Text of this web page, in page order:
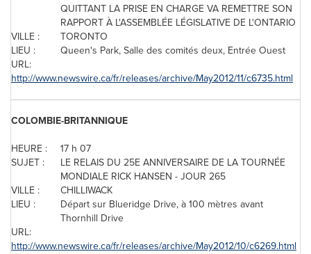
QUITTANT LA PRISE EN CHARGE VA REMETTRE SON
RAPPORT À L'ASSEMBLÉE LÉGISLATIVE DE L'ONTARIO
VILLE :
TORONTO
LIEU :
Queen's Park, Salle des comités deux, Entrée Ouest
URL:
http://www.newswire.ca/fr/releases/archive/May2012/11/c6735.html
COLOMBIE-BRITANNIQUE
HEURE :
17 h 07
SUJET :
LE RELAIS DU 25E ANNIVERSAIRE DE LA TOURNÉE
MONDIALE RICK HANSEN - JOUR 265
VILLE :
CHILLIWACK
LIEU :
Départ sur Blueridge Drive, à 100 mètres avant
Thornhill Drive
URL:
http://www.newswire.ca/fr/releases/archive/May2012/10/c6269.html